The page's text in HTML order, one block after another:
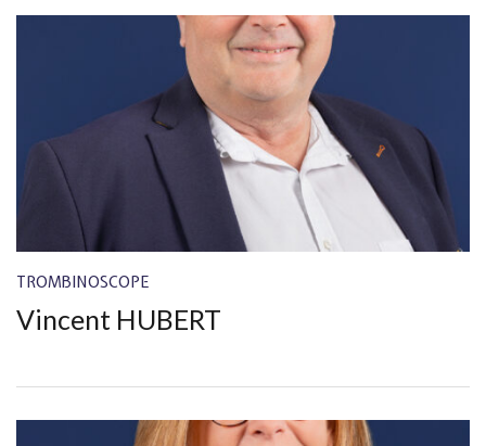
TROMBINOSCOPE
Vincent HUBERT